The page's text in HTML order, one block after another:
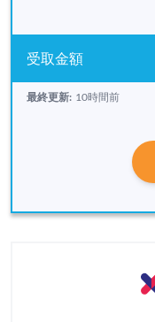
最終更新: 10時間前